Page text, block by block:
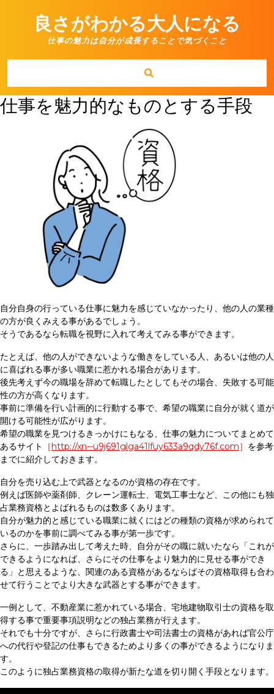
content良さがわかる大人になる
仕事の魅力は自分が成長することで気づくこと
仕事を魅力的なものとする手段
自分自身の行っている仕事に魅力を感じていなかったり、他の人の業種
の方が良くみえる事があるでしょう。
そうであるなら転職を視野に入れて考えてみる事ができます。
たとえば、他の人ができないような働きをしている人、あるいは他の人
に喜ばれる事が多い職業に惹かれる場合があります。
後先考えず今の職場を辞めて転職したとしてもその場合、失敗する可能
性の方が高くなります。
事前に準備を行い計画的に行動する事で、希望の職業に自分が就く道が
開ける可能性が広がります。
希望の職業を見つけるきっかけにもなる、仕事の魅力についてまとめて
あるサイト
［http://xn--u9j691glga41lfuy633a9qdy76f.com］ を参考
までに紹介しておきます。
自分を売り込む上で武器となるのが資格の存在です。
例えば医師や薬剤師、クレーン運転士、電気工事士など、この他にも独
占業務資格とよばれるものは数多くあります。
自分が魅力的と感じている職業に就くにはどの種類の資格が求められて
いるのかを事前に調べてみる事が第一歩です。
さらに、一歩踏み出して考えた時、自分がその職に就いたなら「これが
できるようになれば、さらにその仕事をより魅力的に見せる事ができ
る」と思えるような、関連のある資格があるならばその資格取得も合わ
せて行うことでより大きな武器とする事ができます。
一例として、不動産業に惹かれている場合、宅地建物取引士の資格を取
得する事で重要事項説明などの独占業務が行えます。
それでも十分ですが、さらに行政書士や司法書士の資格があれば官公庁
への代行や登記の仕事もできるためより多くの事ができるようになりま
す。
このように独占業務資格の取得が新たな道を切り開く手段となります。